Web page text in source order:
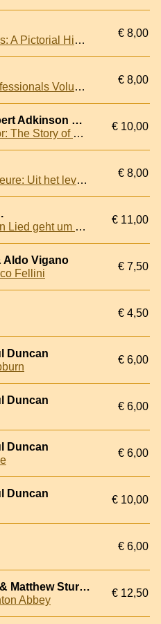
Tarzan of the Movies: A Pictorial History of More Than Fifty Years of Edgar Rice Burroughs' Legendary Hero
€ 8,00
The Hollywood Professionals Volume 6: Frank Capra, George Cukor, Clarence Brown
€ 8,00
Eyles, Allen & Robert Adkinson & Nicholas Fry
The House of Horror: The Story of Hammer Films
€ 10,00
Tien jaar Farce Majeure: Uit het leven gegrepen
€ 8,00
Joseph Schmidt. Ein Lied geht um die Welt. Spuren einer Legende. Eine Biographie
€ 11,00
Aldo Vigano
Fellini
€ 7,50
€ 4,50
Duncan
€ 6,00
Duncan
€ 6,00
Duncan
€ 6,00
Duncan
€ 10,00
€ 6,00
Fellowes, Jessica & Matthew Sturgis
Abbey
€ 12,50